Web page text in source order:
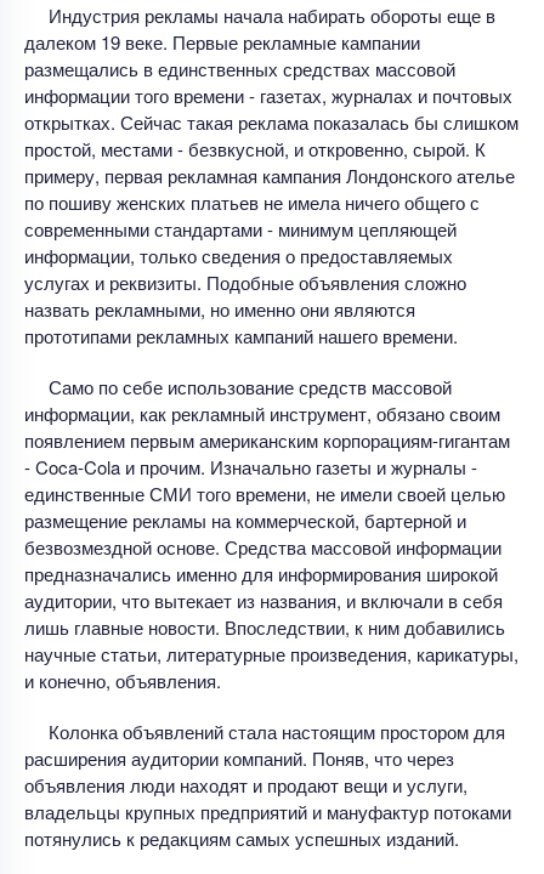
Индустрия рекламы начала набирать обороты еще в
далеком 19 веке. Первые рекламные кампании
размещались в единственных средствах массовой
информации того времени - газетах, журналах и почтовых
открытках. Сейчас такая реклама показалась бы слишком
простой, местами - безвкусной, и откровенно, сырой. К
примеру, первая рекламная кампания Лондонского ателье
по пошиву женских платьев не имела ничего общего с
современными стандартами - минимум цепляющей
информации, только сведения о предоставляемых
услугах и реквизиты. Подобные объявления сложно
назвать рекламными, но именно они являются
прототипами рекламных кампаний нашего времени.
Само по себе использование средств массовой
информации, как рекламный инструмент, обязано своим
появлением первым американским корпорациям-гигантам
- Coca-Cola и прочим. Изначально газеты и журналы -
единственные СМИ того времени, не имели своей целью
размещение рекламы на коммерческой, бартерной и
безвозмездной основе. Средства массовой информации
предназначались именно для информирования широкой
аудитории, что вытекает из названия, и включали в себя
лишь главные новости. Впоследствии, к ним добавились
научные статьи, литературные произведения, карикатуры,
и конечно, объявления.
Колонка объявлений стала настоящим простором для
расширения аудитории компаний. Поняв, что через
объявления люди находят и продают вещи и услуги,
владельцы крупных предприятий и мануфактур потоками
потянулись к редакциям самых успешных изданий.